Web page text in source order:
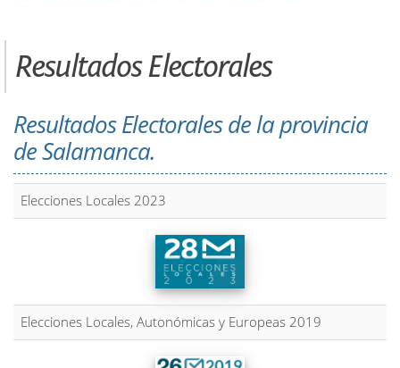
Resultados Electorales
Resultados Electorales de la provincia
de Salamanca.
Elecciones Locales 2023
Elecciones Locales, Autonómicas y Europeas 2019